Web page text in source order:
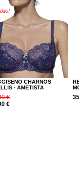
CHARNOS
- AMETISTA
€
€